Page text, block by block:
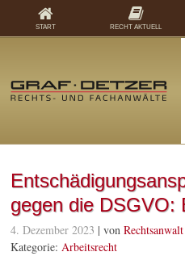
gegen die DSGVO:
4. Dezember 2023 | von
Kategorie:Arbeitsrecht
START RECHT AKTUELL